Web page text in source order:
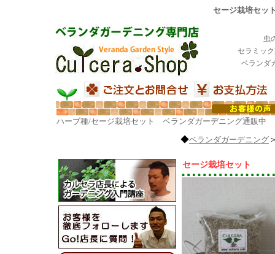
セージ栽培セッ
虫
セラミッ
ベランダ
ハーブ種/セージ栽培セット ベランダガーデニング通販中
◆ベランダガーデニング
セージ栽培セット